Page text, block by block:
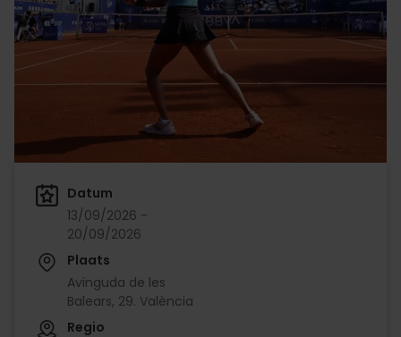
Datum
13/09/2026 -
20/09/2026
Plaats
Avinguda de les
Balears, 29. València
Regio